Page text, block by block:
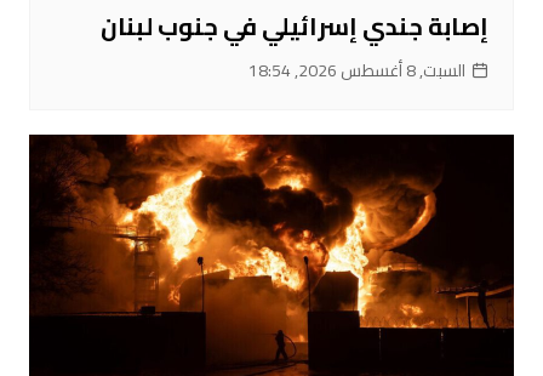
إصابة جندي إسرائيلي في جنوب لبنان
السبت, 8 أغسطس 2026, 18:54